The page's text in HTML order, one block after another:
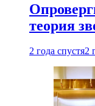
теория
2 года спустя2